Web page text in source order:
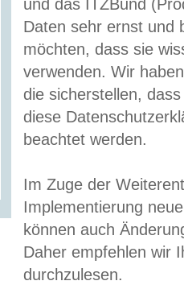
und das ITZBund
Daten sehr ernst und
möchten, dass sie
verwenden. Wir
die sicherstellen,
diese
beachtet werden.
Im Zuge der
Implementierung
können auch
Daher empfehlen wir
durchzulesen.